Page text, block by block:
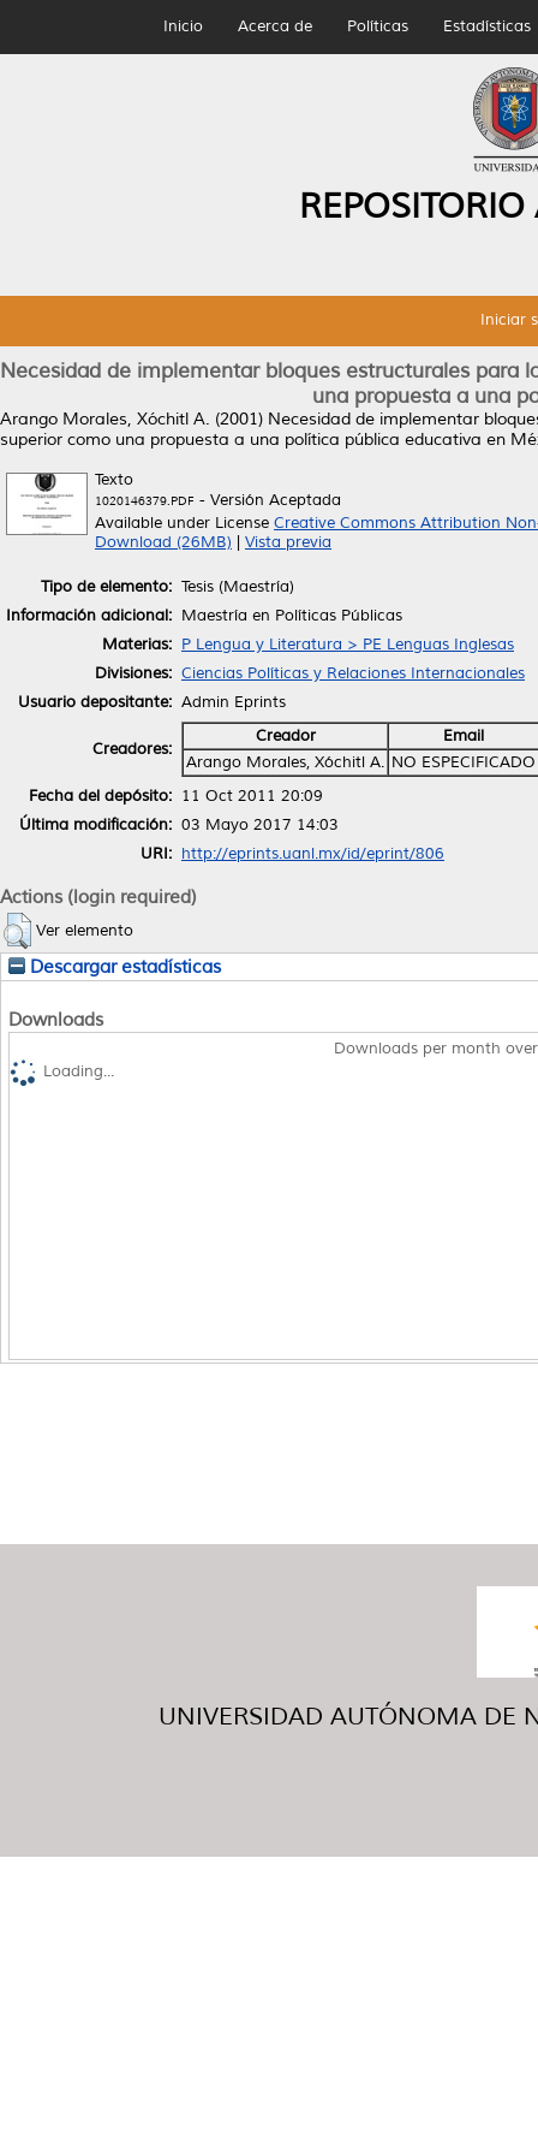
Inicio Acerca de Políticas Estadísticas
Iniciar
Necesidad de implementar bloques estructurales para
una propuesta a una
Arango Morales, Xóchitl A. (2001) Necesidad de implementar
superior como una propuesta a una política pública educativa en
Texto
1020146379.PDF - Versión Aceptada
Available under License Creative Commons Attribution
Download (26MB)
Vista previa
Tipo de elemento: Tesis (Maestría)
Información adicional: Maestría en Políticas Públicas
Materias: P Lengua y Literatura > PE Lenguas Inglesas
Divisiones: Ciencias Políticas y Relaciones Internacionales
Usuario depositante: Admin Eprints
Creadores:
Creador
Email
Arango Morales, Xóchitl A. NO ESPECIFICADO
Fecha del depósito: 11 Oct 2011 20:09
Última modificación: 03 Mayo 2017 14:03
URI: http://eprints.uanl.mx/id/eprint/806
Actions (login required)
Ver elemento
Descargar estadísticas
Downloads
Downloads per month
Loading...
UNIVERSIDAD AUTÓNOMA DE